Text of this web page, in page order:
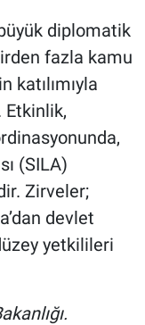
diplomatik
fazla kamu
katılımıyla
Etkinlik,
(SILA)
Zirveler;
devlet
yetkilileri